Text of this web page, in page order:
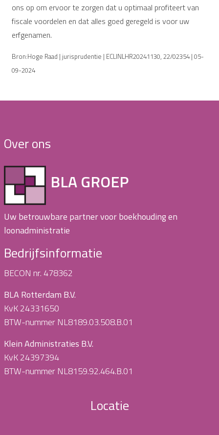
ons op om ervoor te zorgen dat u optimaal profiteert van
fiscale voordelen en dat alles goed geregeld is voor uw
erfgenamen.
Bron:Hoge Raad | jurisprudentie | ECLINLHR20241130, 22/02354 | 05-
09-2024
Over ons
BLA GROEP
Uw betrouwbare partner voor boekhouding en
loonadministratie
Bedrijfsinformatie
BECON nr. 478362
BLA Rotterdam B.V.
KvK 24331650
BTW-nummer NL8189.03.508.B.01
Klein Administraties B.V.
KvK 24397394
BTW-nummer NL8159.92.464.B.01
Locatie